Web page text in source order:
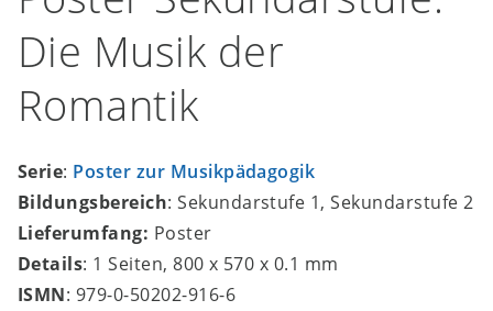
Die Musik der
Romantik
Serie: Poster zur Musikpädagogik
Bildungsbereich: Sekundarstufe 1, Sekundarstufe 2
Lieferumfang: Poster
Details: 1 Seiten, 800 x 570 x 0.1 mm
ISMN: 979-0-50202-916-6